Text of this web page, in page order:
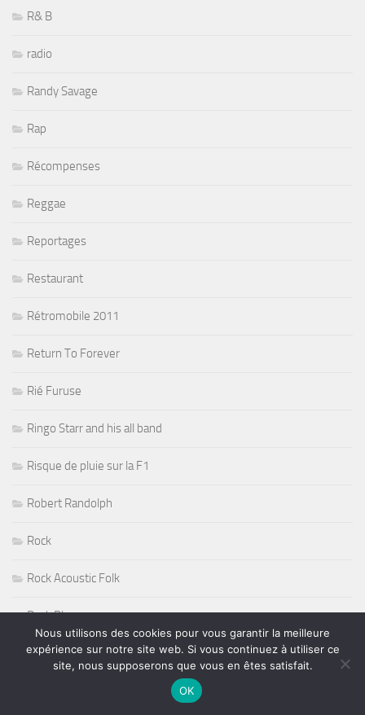
R& B
radio
Randy Savage
Rap
Récompenses
Reggae
Reportages
Restaurant
Rétromobile 2011
Return To Forever
Rié Furuse
Ringo Starr and his all band
Risque de pluie sur la F1
Robert Randolph
Rock
Rock Acoustic Folk
Rock Blues
Rock Guitare
Nous utilisons des cookies pour vous garantir la meilleure
expérience sur notre site web. Si vous continuez à utiliser ce
site, nous supposerons que vous en êtes satisfait.
OK